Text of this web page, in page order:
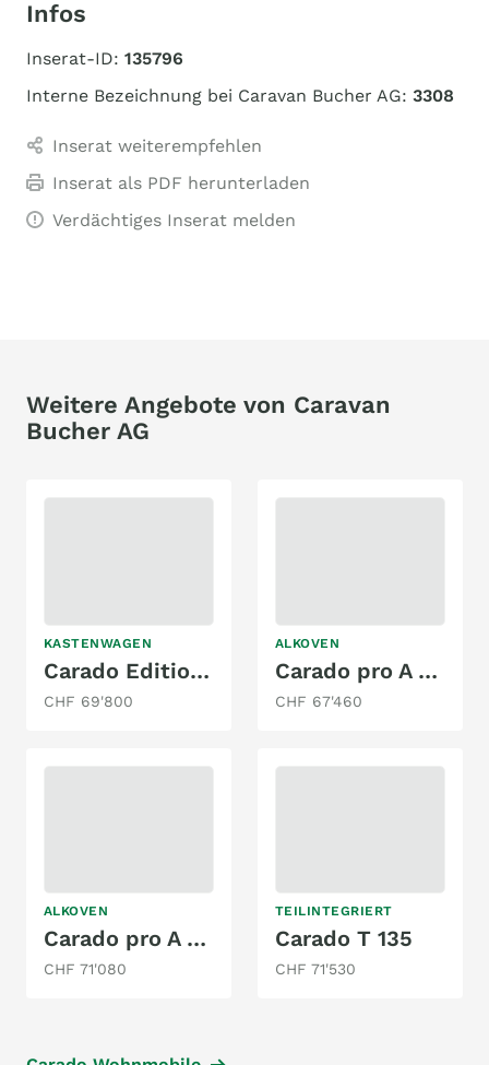
Infos
Inserat-ID: 135796
Interne Bezeichnung bei Caravan Bucher AG: 3308
Inserat weiterempfehlen
Inserat als PDF herunterladen
Verdächtiges Inserat melden
Weitere Angebote von Caravan
Bucher AG
KASTENWAGEN
Carado Edition25 CV Ford 590 4x4
CHF 69'800
ALKOVEN
Carado pro A 132
CHF 67'460
ALKOVEN
Carado pro A 361
CHF 71'080
TEILINTEGRIERT
Carado T 135
CHF 71'530